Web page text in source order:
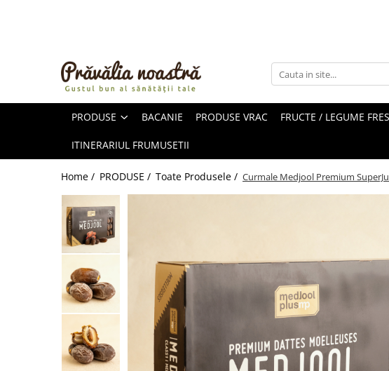
ULEIURI ȘI UNTURI
FRUCTE DESHIDRATATE
ÎNDULCITORI NATURALI / MIERE
FRUCTE LA CONSERVĂ
OȚETURI ȘI SOSURI
FĂINĂ FĂRĂ GLUTEN
BĂUTURI / LAPTE VEGETAL
OREZ ȘI CEREALE
CREME ȘI PASTE TARTINABILE
CONDIMENTE
PRODUSE BACANIE PRODUSE VRAC FRUCTE / LEGUME
ITINERARIUL FRUMUSETII
Home / PRODUSE / Toate Produsele / Curmale Medjool Premium